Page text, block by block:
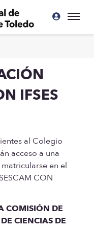
IFSES
al Colegio
acceso a una
en el
CON
COMISIÓN DE
CIENCIAS DE